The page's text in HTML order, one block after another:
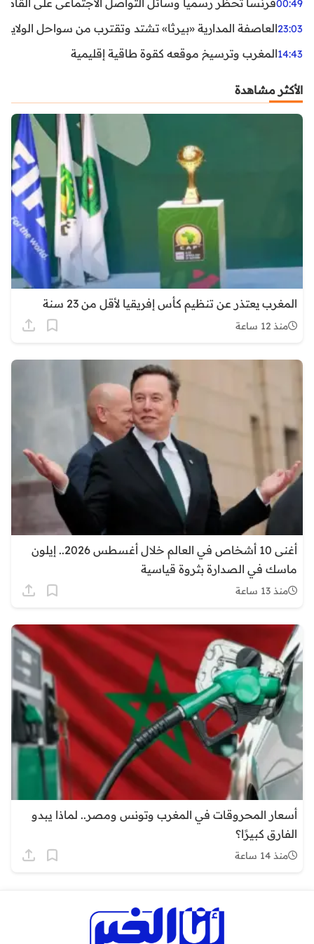
00:49
23:03العاصفة المدارية «بيرثا» تشتد وتقترب من سواحل
14:43المغرب وترسيخ موقعه كقوة طاقية إقليمية
الأكثر مشاهدة
المغرب يعتذر عن تنظيم كأس إفريقيا لأقل من 23 سنة
منذ 12 ساعة
أغنى 10 أشخاص في العالم خلال أغسطس 2026.. إيلون
ماسك في الصدارة بثروة قياسية
منذ 13 ساعة
أسعار المحروقات في المغرب وتونس ومصر.. لماذا يبدو
الفارق كبيرًا؟
منذ 14 ساعة